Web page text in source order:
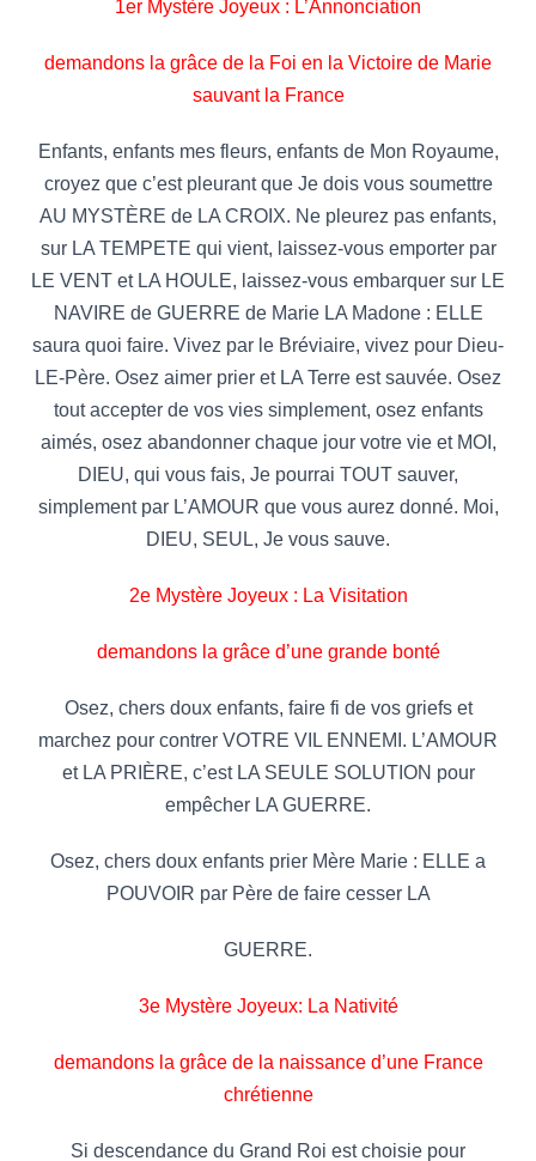
1er Mystère Joyeux : L’Annonciation
demandons la grâce de la Foi en la Victoire de Marie
sauvant la France
Enfants, enfants mes fleurs, enfants de Mon Royaume,
croyez que c’est pleurant que Je dois vous soumettre
AU MYSTÈRE de LA CROIX. Ne pleurez pas enfants,
sur LA TEMPETE qui vient, laissez-vous emporter par
LE VENT et LA HOULE, laissez-vous embarquer sur LE
NAVIRE de GUERRE de Marie LA Madone : ELLE
saura quoi faire. Vivez par le Bréviaire, vivez pour Dieu-
LE-Père. Osez aimer prier et LA Terre est sauvée. Osez
tout accepter de vos vies simplement, osez enfants
aimés, osez abandonner chaque jour votre vie et MOI,
DIEU, qui vous fais, Je pourrai TOUT sauver,
simplement par L’AMOUR que vous aurez donné. Moi,
DIEU, SEUL, Je vous sauve.
2e Mystère Joyeux : La Visitation
demandons la grâce d’une grande bonté
Osez, chers doux enfants, faire fi de vos griefs et
marchez pour contrer VOTRE VIL ENNEMI. L’AMOUR
et LA PRIÈRE, c’est LA SEULE SOLUTION pour
empêcher LA GUERRE.
Osez, chers doux enfants prier Mère Marie : ELLE a
POUVOIR par Père de faire cesser LA
GUERRE.
3e Mystère Joyeux: La Nativité
demandons la grâce de la naissance d’une France
chrétienne
Si descendance du Grand Roi est choisie pour